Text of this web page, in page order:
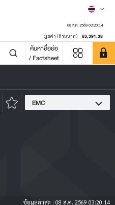
08 ส.ค. 2569 03:20:14
มูลค่า (ล้านบาท) 63,391.38
ค้นหาชื่อย่อ
/ Factsheet
EMC
ข้อมูลล่าสุด : 08 ส.ค. 2569 03:20:14